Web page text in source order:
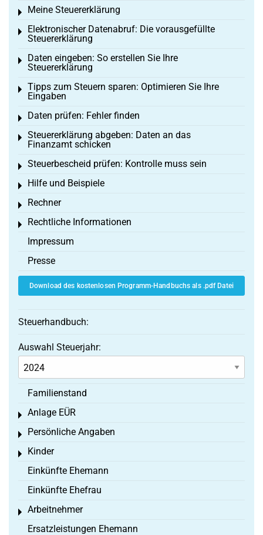
Meine Steuererklärung
Toggle menu
Elektronischer Datenabruf: Die vorausgefüllte
Steuererklärung
Toggle menu
Daten eingeben: So erstellen Sie Ihre
Steuererklärung
Toggle menu
Tipps zum Steuern sparen: Optimieren Sie Ihre
Eingaben
Toggle menu
Daten prüfen: Fehler finden
Toggle menu
Steuererklärung abgeben: Daten an das
Finanzamt schicken
Toggle menu
Steuerbescheid prüfen: Kontrolle muss sein
Toggle menu
Hilfe und Beispiele
Toggle menu
Rechner
Toggle menu
Rechtliche Informationen
Toggle menu
Impressum
Presse
Download des kostenlosen Programm-Handbuchs als .pdf Datei
Steuerhandbuch:
Auswahl Steuerjahr:
Familienstand
Anlage EÜR
Toggle menu
Persönliche Angaben
Toggle menu
Kinder
Toggle menu
Einkünfte Ehemann
Einkünfte Ehefrau
Arbeitnehmer
Toggle menu
Ersatzleistungen Ehemann